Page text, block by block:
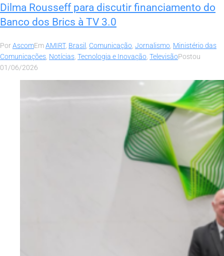
Dilma Rousseff para discutir financiamento do
Banco dos Brics à TV 3.0
PorAscomEmAMIRT, Brasil , Comunicação, Jornalismo, Ministério das
Comunicações, Notícias, Tecnologia e Inovação, TelevisãoPostou
01/06/2026